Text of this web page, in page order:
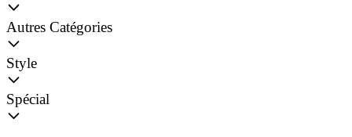
Autres Catégories
Style
Spécial